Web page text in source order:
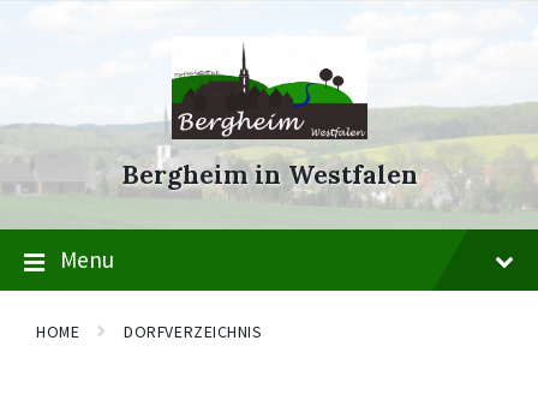
Skip
Skip
Skip
Bergheim in Westfalen
Menu
HOME DORFVERZEICHNIS